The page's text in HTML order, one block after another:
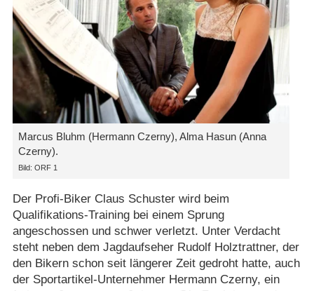
Marcus Bluhm (Hermann Czerny), Alma Hasun (Anna
Czerny).
Bild: ORF 1
Der Profi-Biker Claus Schuster wird beim
Qualifikations-Training bei einem Sprung
angeschossen und schwer verletzt. Unter Verdacht
steht neben dem Jagdaufseher Rudolf Holztrattner, der
den Bikern schon seit längerer Zeit gedroht hatte, auch
der Sportartikel-Unternehmer Hermann Czerny, ein